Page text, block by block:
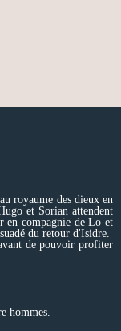
royaume des dieux en
et Sorian attendent
en compagnie de Lo et
du retour d'Isidre.
de pouvoir profiter
hommes.